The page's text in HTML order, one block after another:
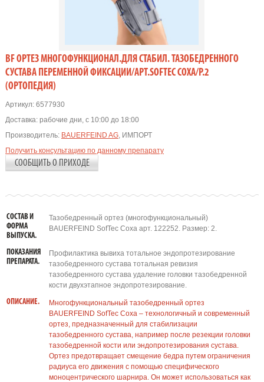
BF ОРТЕЗ МНОГОФУНКЦИОНАЛ.ДЛЯ СТАБИЛ. ТАЗОБЕДРЕННОГО
СУСТАВА ПЕРЕМЕННОЙ ФИКСАЦИИ/АРТ.SOFTEC COXA/Р.2
(ОРТОПЕДИЯ)
Артикул:6577930
Доставка: рабочие дни, с 10:00 до 18:00
Производитель: BAUERFEIND AG, ИМПОРТ
Получить консультацию по данному препарату
СООБЩИТЬ О ПРИХОДЕ
СОСТАВ И
ФОРМА
ВЫПУСКА.
Тазобедренный ортез (многофункциональный)
BAUERFEIND SofTec Coxa арт. 122252. Размер: 2.
ПОКАЗАНИЯ
ПРЕПАРАТА.
Профилактика вывиха тотальное эндопротезирование
тазобедренного сустава тотальная ревизия
тазобедренного сустава удаление головки тазобедренной
кости двухэтапное эндопротезирование.
ОПИСАНИЕ.
Многофункциональный тазобедренный ортез
BAUERFEIND SofTec Coxa – технологичный и современный
ортез, предназначенный для стабилизации
тазобедренного сустава, например после резекции головки
тазобедренной кости или эндопротезирования сустава.
Ортез предотвращает смещение бедра путем ограничения
радиуса его движения с помощью специфического
моноцентрического шарнира. Он может использоваться как